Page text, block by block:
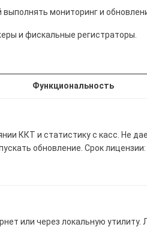
мониторинг и
и фискальные регистраторы.
Функциональность
ККТ и статистику с касс. Не
обновление. Срок
или через локальную